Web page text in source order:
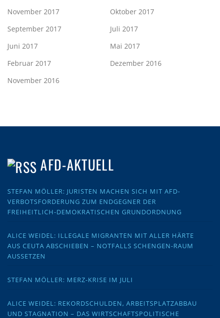
November 2017
Oktober 2017
September 2017
Juli 2017
Juni 2017
Mai 2017
Februar 2017
Dezember 2016
November 2016
AFD-AKTUELL
STEFAN MÖLLER: JURISTEN MACHEN SICH MIT AFD-
VERBOTSFORDERUNG ZUM ENDGEGNER DER
FREIHEITLICH-DEMOKRATISCHEN GRUNDORDNUNG
ALICE WEIDEL: ILLEGALE MIGRANTEN MIT ALLER HÄRTE
AUS CEUTA ABSCHIEBEN – NOTFALLS SCHENGEN-RAUM
AUSSETZEN
STEFAN MÖLLER: MERZ-KRISE IM JULI
ALICE WEIDEL: REKORDSCHULDEN, ARBEITSPLATZABBAU
UND STAGNATION – DAS WIRTSCHAFTSPOLITISCHE